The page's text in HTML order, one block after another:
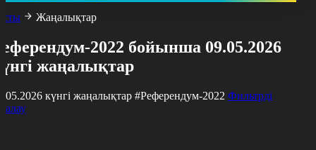
Жаңалықтар
2022 бойынша 09.05.2026
жаңалықтар
күнгі жаңалықтар #Референдум-2022 Фильтрді